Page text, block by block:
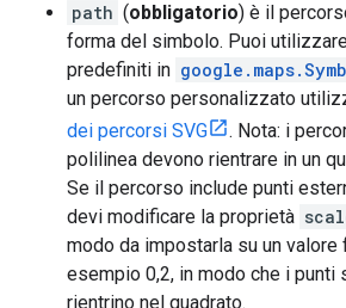
path (obbligatorio) è il
forma del simbolo. Puoi
predefiniti in
un percorso personalizzato
dei percorsi SVG
. Nota: i
polilinea devono rientrare in un
Se il percorso include punti
devi modificare la proprietà
modo da impostarla su un valore
esempio 0,2, in modo che i punti
rientrino nel quadrato.